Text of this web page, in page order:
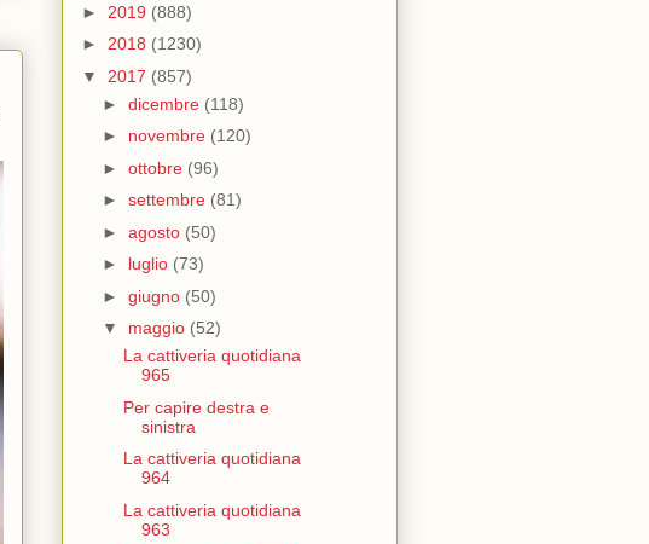
► 2019 (888)
► 2018 (1230)
▼ 2017 (857)
► dicembre (118)
► novembre (120)
► ottobre (96)
► settembre (81)
► agosto (50)
► luglio (73)
► giugno (50)
▼ maggio (52)
La cattiveria quotidiana
965
Per capire destra e
sinistra
La cattiveria quotidiana
964
La cattiveria quotidiana
963